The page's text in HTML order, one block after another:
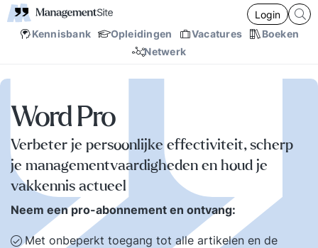
Kennisbank Opleidingen Vacatures
Boeken
Netwerk
Login
Word Pro
Verbeter je persoonlijke effectiviteit, scherp
je managementvaardigheden en houd je
vakkennis actueel
Neem een pro-abonnement en ontvang:
Met onbeperkt toegang tot alle artikelen en de